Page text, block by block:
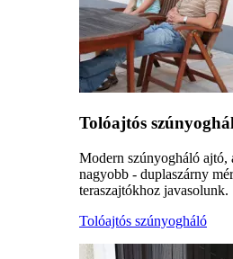
Tolóajtós
Modern szúnyogháló ajtó,
nagyobb - duplaszárny
teraszajtókhoz javasolunk.
Tolóajtós szúnyogháló